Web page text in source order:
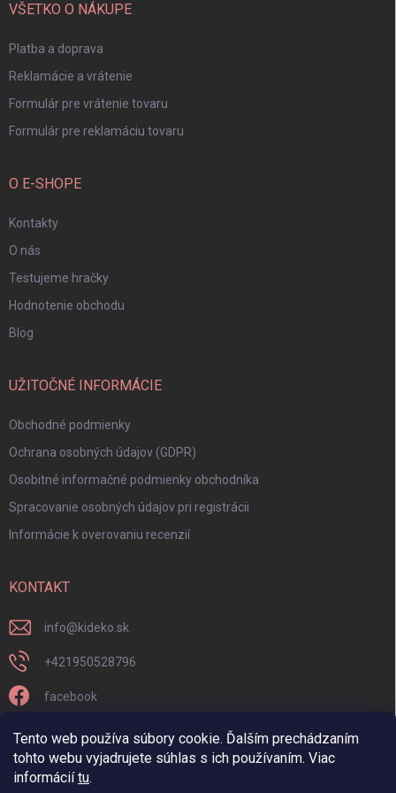
Tento web používa súbory cookie. Ďalším prechádzaním
tohto webu vyjadrujete súhlas s ich používaním. Viac
informáciítu.
VŠETKO O NÁKUPE
Platba a doprava
Reklamácie a vrátenie
Formulár pre vrátenie tovaru
Formulár pre reklamáciu tovaru
O E-SHOPE
Kontakty
O nás
Testujeme hračky
Hodnotenie obchodu
Blog
UŽITOČNÉ INFORMÁCIE
Obchodné podmienky
Ochrana osobných údajov (GDPR)
Osobitné informačné podmienky obchodníka
Spracovanie osobných údajov pri registrácii
Informácie k overovaniu recenzií
KONTAKT
info@kideko.sk
+421950528796
facebook
kideko.sk/